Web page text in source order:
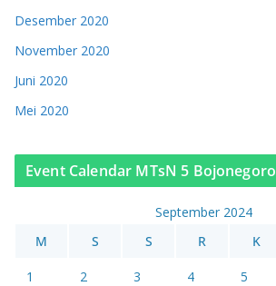
Desember 2020
November 2020
Juni 2020
Mei 2020
Event Calendar MTsN 5 Bojonegoro
September 2024
M
S S R K
1 2 3 4 5